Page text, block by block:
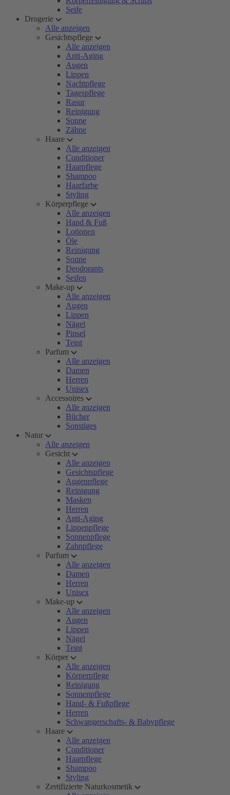
Seife
Drogerie
Alle anzeigen
Gesichtspflege
Alle anzeigen
Anti-Aging
Augen
Lippen
Nachtpflege
Tagespflege
Rasur
Reinigung
Sonne
Zähne
Haare
Alle anzeigen
Conditioner
Haarpflege
Shampoo
Haarfarbe
Styling
Körperpflege
Alle anzeigen
Hand & Fuß
Lotionen
Öle
Reinigung
Sonne
Deodorants
Seifen
Make-up
Alle anzeigen
Augen
Lippen
Nägel
Pinsel
Teint
Parfum
Alle anzeigen
Damen
Herren
Unisex
Accessoires
Alle anzeigen
Bücher
Sonstiges
Natur
Alle anzeigen
Gesicht
Alle anzeigen
Gesichtspflege
Augenpflege
Reinigung
Masken
Herren
Anti-Aging
Lippenpflege
Sonnenpflege
Zahnpflege
Parfum
Alle anzeigen
Damen
Herren
Unisex
Make-up
Alle anzeigen
Augen
Lippen
Nägel
Teint
Körper
Alle anzeigen
Körperpflege
Reinigung
Sonnenpflege
Hand- & Fußpflege
Herren
Schwangerschafts- & Babypflege
Haare
Alle anzeigen
Conditioner
Haarpflege
Shampoo
Styling
Zertifizierte Naturkosmetik